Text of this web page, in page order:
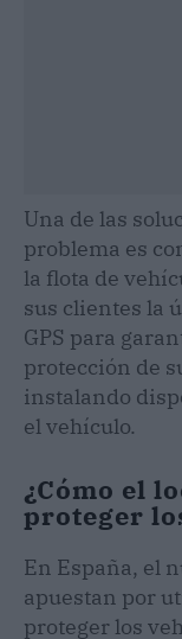
Una de las
problema es
la flota de
sus clientes la
GPS para
protección de
instalando
el vehículo.
¿Cómo el
proteger
En España, el
apuestan por
proteger los